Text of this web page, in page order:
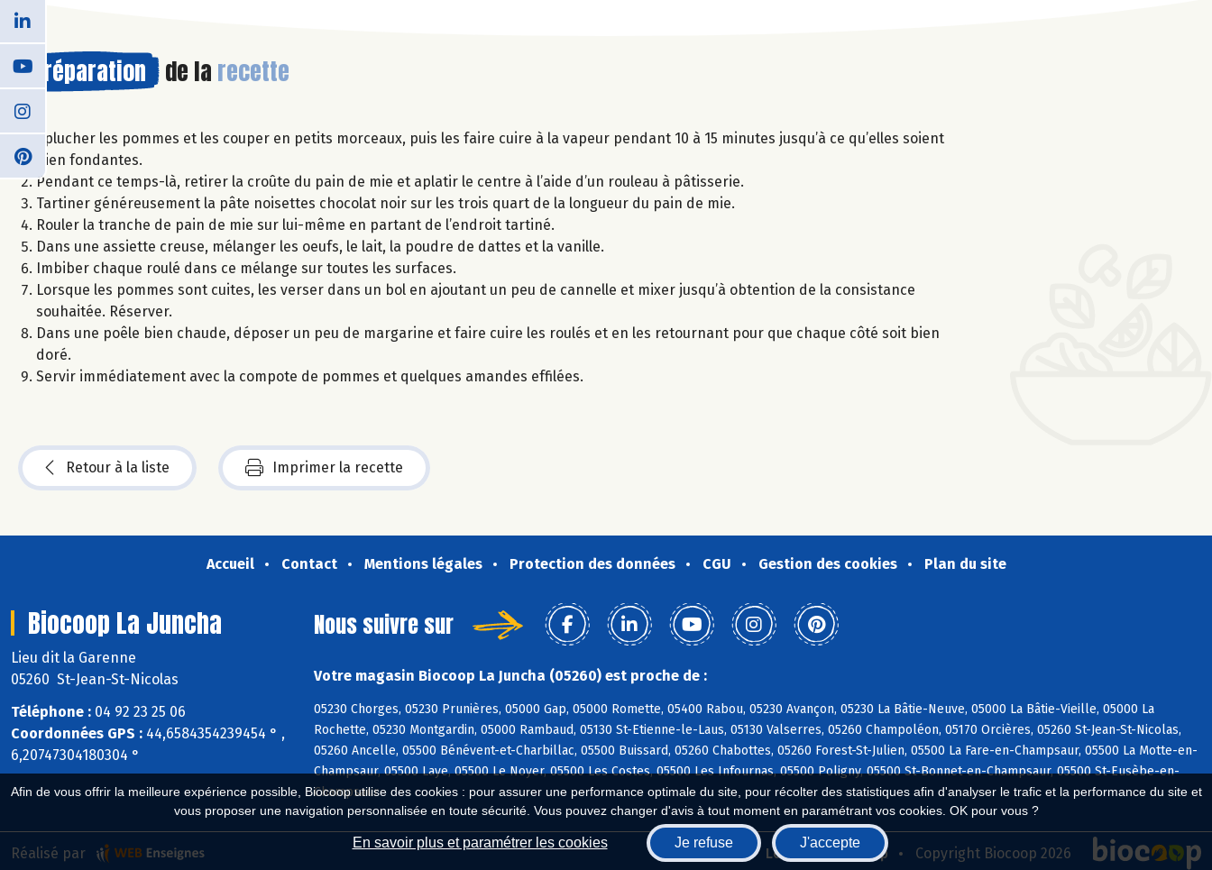
Afin de vous offrir la meilleure expérience possible, Biocoop utilise des cookies : pour assurer une performance optimale du site, pour récolter des statistiques afin d'analyser le trafic et la performance du site et
vous proposer une navigation personnalisée en toute sécurité. Vous pouvez changer d'avis à tout moment en paramétrant vos cookies. OK pour vous ?
En savoir plus et paramétrer les cookies Je refuse J'accepte
Préparation de la recette
Eplucher les pommes et les couper en petits morceaux, puis les faire cuire à la vapeur pendant 10 à 15 minutes jusqu’à ce qu’elles soient
bien fondantes.
Pendant ce temps-là, retirer la croûte du pain de mie et aplatir le centre à l’aide d’un rouleau à pâtisserie.
Tartiner généreusement la pâte noisettes chocolat noir sur les trois quart de la longueur du pain de mie.
Rouler la tranche de pain de mie sur lui-même en partant de l’endroit tartiné.
Dans une assiette creuse, mélanger les oeufs, le lait, la poudre de dattes et la vanille.
Imbiber chaque roulé dans ce mélange sur toutes les surfaces.
Lorsque les pommes sont cuites, les verser dans un bol en ajoutant un peu de cannelle et mixer jusqu’à obtention de la consistance
souhaitée. Réserver.
Dans une poêle bien chaude, déposer un peu de margarine et faire cuire les roulés et en les retournant pour que chaque côté soit bien
doré.
Servir immédiatement avec la compote de pommes et quelques amandes effilées.
Retour à la liste Imprimer la recette
Accueil Contact Mentions légales Protection des données CGU Gestion des cookies Plan du site
Biocoop La Juncha
Lieu dit la Garenne
05260 St-Jean-St-Nicolas
Téléphone : 04 92 23 25 06
Coordonnées GPS : 44,6584354239454 ° ,
6,20747304180304 °
Nous suivre sur
Votre magasin Biocoop La Juncha (05260) est proche de :
05230 Chorges, 05230 Prunières, 05000 Gap, 05000 Romette, 05400 Rabou, 05230 Avançon, 05230 La Bâtie-Neuve, 05000 La Bâtie-Vieille, 05000 La
Rochette, 05230 Montgardin, 05000 Rambaud, 05130 St-Etienne-le-Laus, 05130 Valserres, 05260 Champoléon, 05170 Orcières, 05260 St-Jean-St-Nicolas,
05260 Ancelle, 05500 Bénévent-et-Charbillac, 05500 Buissard, 05260 Chabottes, 05260 Forest-St-Julien, 05500 La Fare-en-Champsaur, 05500 La Motte-en-
Champsaur, 05500 Laye, 05500 Le Noyer, 05500 Les Costes, 05500 Les Infournas, 05500 Poligny, 05500 St-Bonnet-en-Champsaur, 05500 St-Eusèbe-en-
Champsaur
Biocoop.fr Le réseau Biocoop Copyright Biocoop 2026
Réalisé par